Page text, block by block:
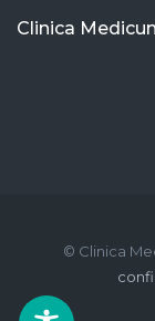
Clinica
© Clinica